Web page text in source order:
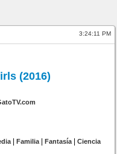
3:24:11 PM
(2016)
|Familia|Fantasía|Ciencia